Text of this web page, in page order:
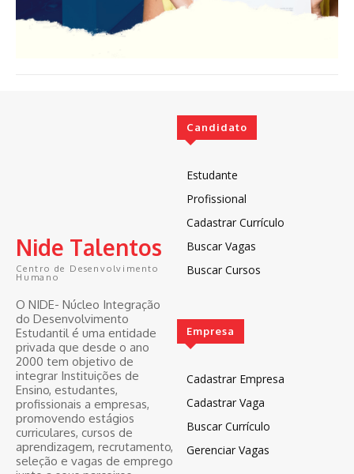
Nide Talentos
Centro de Desenvolvimento
Humano
O NIDE- Núcleo Integração
do Desenvolvimento
Estudantil é uma entidade
privada que desde o ano
2000 tem objetivo de
integrar Instituições de
Ensino, estudantes,
profissionais a empresas,
promovendo estágios
curriculares, cursos de
aprendizagem, recrutamento,
seleção e vagas de emprego
Candidato
Estudante
Profissional
Cadastrar Currículo
Buscar Vagas
Buscar Cursos
Empresa
Cadastrar Empresa
Cadastrar Vaga
Buscar Currículo
Gerenciar Vagas